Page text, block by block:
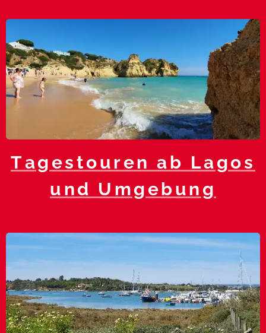
Tagestouren ab Lagos
und Umgebung